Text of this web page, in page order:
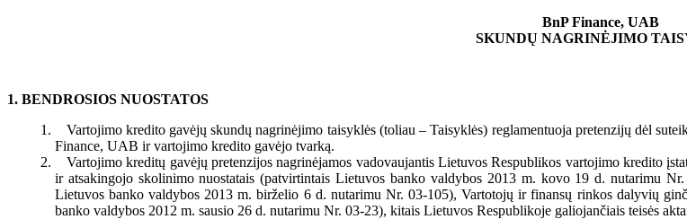
BnP Finance, UAB
SKUNDŲ NAGRINĖJIMO
1. BENDROSIOS NUOSTATOS
Vartojimo kredito gavėjų skundų nagrinėjimo taisyklės (toliau – Taisyklės) reglamentuoja pretenzijų dėl
Finance, UAB ir vartojimo kredito gavėjo tvarką.
Vartojimo kreditų gavėjų pretenzijos nagrinėjamos vadovaujantis Lietuvos Respublikos vartojimo kredito
ir atsakingojo skolinimo nuostatais (patvirtintais Lietuvos banko valdybos 2013 m. kovo 19 d. nutarimu
Lietuvos banko valdybos 2013 m. birželio 6 d. nutarimu Nr. 03-105), Vartotojų ir finansų rinkos dalyvių
banko valdybos 2012 m. sausio 26 d. nutarimu Nr. 03-23), kitais Lietuvos Respublikoje galiojančiais teisės